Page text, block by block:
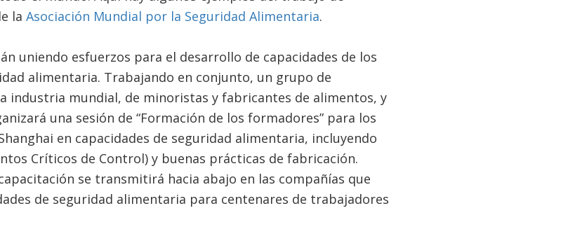
la Asociación Mundial por la Seguridad Alimentaria.
uniendo esfuerzos para el desarrollo de capacidades de los
alimentaria. Trabajando en conjunto, un grupo de
industria mundial, de minoristas y fabricantes de alimentos, y
una sesión de “Formación de los formadores” para los
en capacidades de seguridad alimentaria, incluyendo
Críticos de Control) y buenas prácticas de fabricación.
se transmitirá hacia abajo en las compañías que
de seguridad alimentaria para centenares de trabajadores